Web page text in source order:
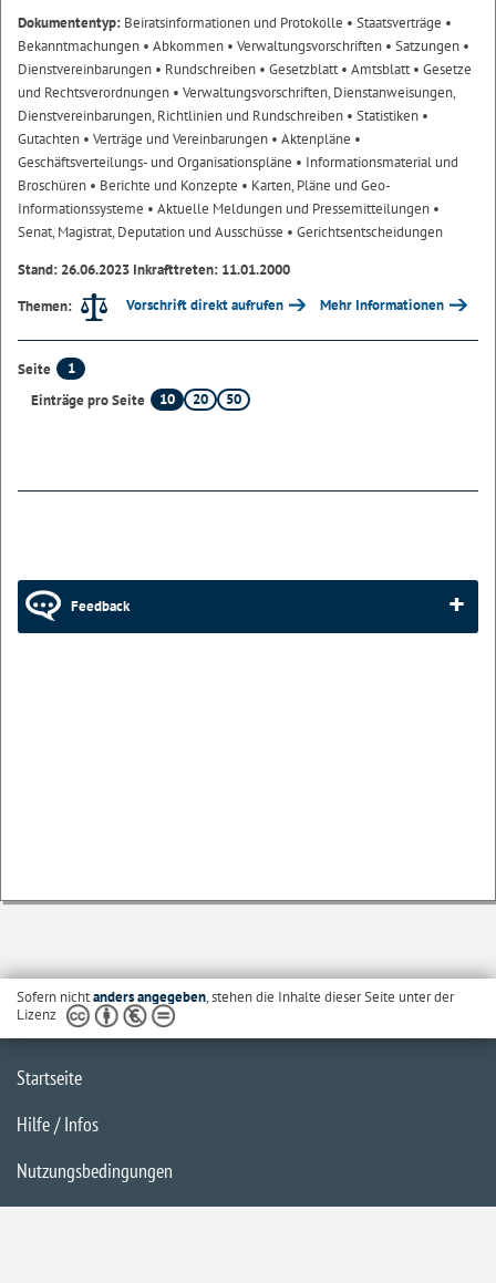
Dokumententyp: Beiratsinformationen und Protokolle • Staatsverträge •
Bekanntmachungen • Abkommen • Verwaltungsvorschriften • Satzungen •
Dienstvereinbarungen • Rundschreiben • Gesetzblatt• Amtsblatt• Gesetze
und Rechtsverordnungen • Verwaltungsvorschriften, Dienstanweisungen,
Dienstvereinbarungen, Richtlinien und Rundschreiben • Statistiken •
Gutachten • Verträge und Vereinbarungen • Aktenpläne •
Geschäftsverteilungs- und Organisationspläne • Informationsmaterial und
Broschüren • Berichte und Konzepte • Karten, Pläne und Geo-
Informationssysteme • Aktuelle Meldungen und Pressemitteilungen •
Senat, Magistrat, Deputation und Ausschüsse • Gerichtsentscheidungen
Stand: 26.06.2023 Inkrafttreten: 11.01.2000
Themen:
Vorschrift direkt aufrufen Mehr Informationen
Seite
1
Einträge pro Seite
10 20 50
Feedback
Sofern nichtanders angegeben, stehen die Inhalte dieser Seite unter der
Lizenz
Startseite
Hilfe / Infos
Nutzungsbedingungen